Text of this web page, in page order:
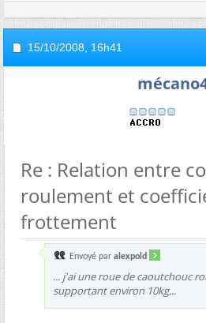
15/10/2008, 16h41
Re : Relation entre
roulement et
frottement
Envoyé par alexpold
... j'ai une roue de caoutchouc
supportant environ 10kg...